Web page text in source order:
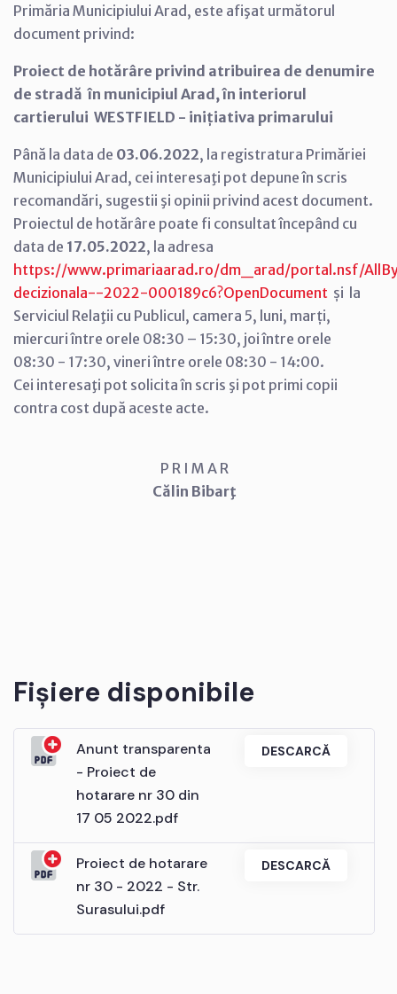
Primăria Municipiului Arad, este afişat următorul
document privind:
Proiect de hotărâre privind atribuirea de denumire
de stradă în municipiul Arad, în interiorul
cartierului WESTFIELD - inițiativa primarului
Până la data de 03.06.2022, la registratura Primăriei
Municipiului Arad, cei interesaţi pot depune în scris
recomandări, sugestii şi opinii privind acest document.
Proiectul de hotărâre poate fi consultat începând cu
data de 17.05.2022, la adresa
https://www.primariaarad.ro/dm_arad/portal.nsf/
decizionala--2022-000189c6?OpenDocument și la
Serviciul Relaţii cu Publicul, camera 5, luni, marți,
miercuri între orele 08:30 – 15:30, joi între orele
08:30 - 17:30, vineri între orele 08:30 - 14:00.
Cei interesaţi pot solicita în scris şi pot primi copii
contra cost după aceste acte.
P R I M A R
Călin Bibarţ
Fișiere disponibile
Anunt transparenta
- Proiect de
hotarare nr 30 din
17 05 2022.pdf
DESCARCĂ
Proiect de hotarare
nr 30 - 2022 - Str.
Surasului.pdf
DESCARCĂ